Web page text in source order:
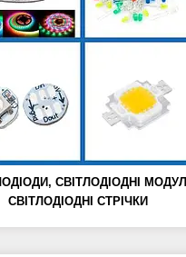
СВІТЛОДІОДНІ МОДУЛІ
СВІТЛОДІОДНІ СТРІЧКИ